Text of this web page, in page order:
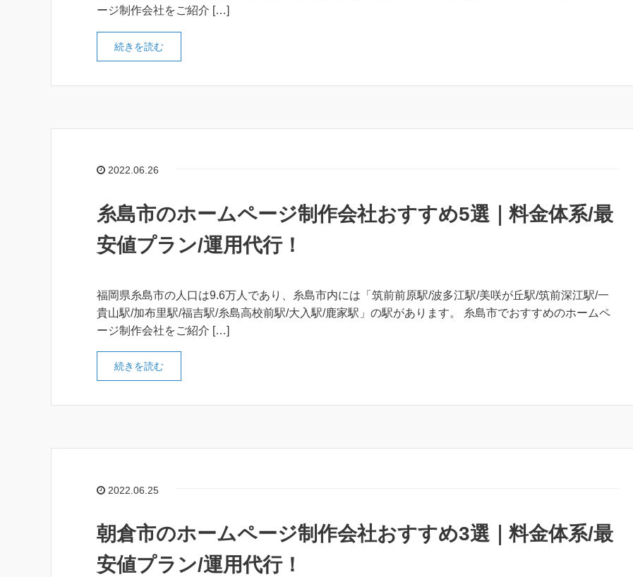
ージ制作会社をご紹介 […]
続きを読む
2022.06.26
糸島市のホームページ制作会社おすすめ5選｜料金体系/最
安値プラン/運用代行！
福岡県糸島市の人口は9.6万人であり、糸島市内には「筑前前原駅/波多江駅/美咲が丘駅/筑前深江駅/一
貴山駅/加布里駅/福吉駅/糸島高校前駅/大入駅/鹿家駅」の駅があります。 糸島市でおすすめのホームペ
ージ制作会社をご紹介 […]
続きを読む
2022.06.25
朝倉市のホームページ制作会社おすすめ3選｜料金体系/最
安値プラン/運用代行！